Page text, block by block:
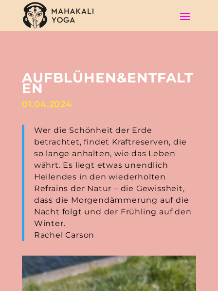
AUFBLÜHEN&ENTFALT
EN
01.04.2024
Wer die Schönheit der Erde
betrachtet, findet Kraftreserven, die
so lange anhalten, wie das Leben
währt. Es liegt etwas unendlich
Heilendes in den wiederholten
Refrains der Natur – die Gewissheit,
dass die Morgendämmerung auf die
Nacht folgt und der Frühling auf den
Winter.
Rachel Carson